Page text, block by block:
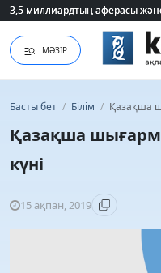
75 мың білім гранты кімдерге
МӘЗІР
Басты бет / Білім / Қазақша
Қазақша
күні
15 ақпан, 2019